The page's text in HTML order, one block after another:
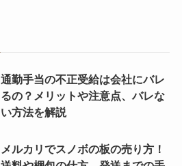
通勤手当の不正受給は会社にバレ
るの？メリットや注意点、バレな
い方法を解説
メルカリでスノボの板の売り方！